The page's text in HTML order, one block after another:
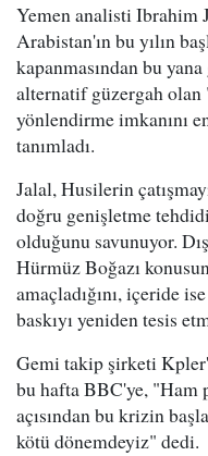
Yemen analisti Ibrahim
Arabistan'ın bu yılın
kapanmasından bu
alternatif güzergah olan
yönlendirme imkanını
tanımladı.
Jalal, Husilerin
doğru genişletme
olduğunu savunuyor.
Hürmüz Boğazı
amaçladığını, içeride
baskıyı yeniden tesis
Gemi takip şirketi
bu hafta BBC'ye,
açısından bu krizin
kötü dönemdeyiz" dedi.